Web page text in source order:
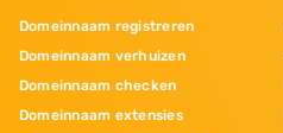
Domeinnaam registreren
Domeinnaam verhuizen
Domeinnaam checken
Domeinnaam extensies